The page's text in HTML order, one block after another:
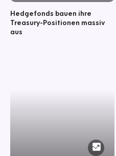
Hedgefonds bauen ihre
Treasury-Positionen massiv
aus